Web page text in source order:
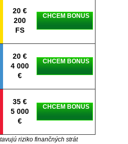
20 €
200
FS
CHCEM BONUS
20 €
4 000
€
CHCEM BONUS
35 €
5 000
€
CHCEM BONUS
riziko finančných strát